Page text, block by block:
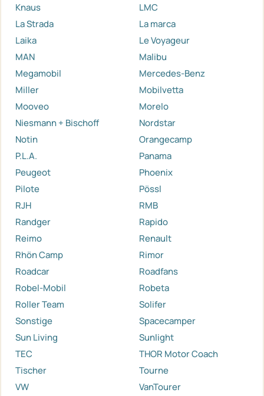
Knaus
LMC
La Strada
La marca
Laika
Le Voyageur
MAN
Malibu
Megamobil
Mercedes-Benz
Miller
Mobilvetta
Mooveo
Morelo
Niesmann + Bischoff
Nordstar
Notin
Orangecamp
P.L.A.
Panama
Peugeot
Phoenix
Pilote
Pössl
RJH
RMB
Randger
Rapido
Reimo
Renault
Rhön Camp
Rimor
Roadcar
Roadfans
Robel-Mobil
Robeta
Roller Team
Solifer
Sonstige
Spacecamper
Sun Living
Sunlight
TEC
THOR Motor Coach
Tischer
Tourne
VW
VanTourer